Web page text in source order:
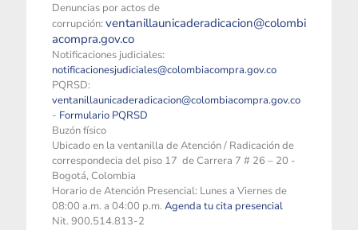
Denuncias por actos de
corrupción: ventanillaunicaderadicacion@colombi
acompra.gov.co
Notificaciones judiciales:
notificacionesjudiciales@colombiacompra.gov.co
PQRSD:
ventanillaunicaderadicacion@colombiacompra.gov.co
- Formulario PQRSD
Buzón físico
Ubicado en la ventanilla de Atención / Radicación de
correspondecia del piso 17 de Carrera 7 # 26 – 20 -
Bogotá, Colombia
Horario de Atención Presencial: Lunes a Viernes de
08:00 a.m. a 04:00 p.m. Agenda tu cita presencial
Nit. 900.514.813-2